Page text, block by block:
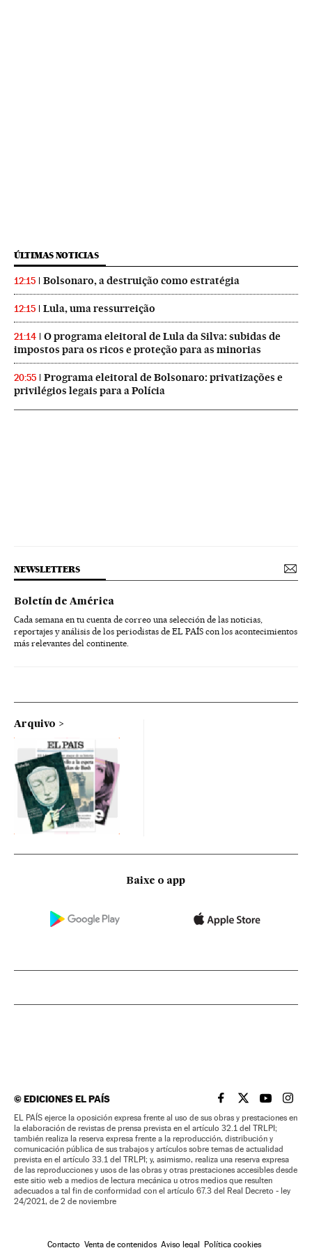
ÚLTIMAS NOTICIAS
12:15 Bolsonaro, a destruição como estratégia
12:15 Lula, uma ressurreição
21:14
O programa eleitoral de Lula da Silva: subidas de
impostos para os ricos e proteção para as minorias
20:55
Programa eleitoral de Bolsonaro: privatizações e
privilégios legais para a Polícia
NEWSLETTERS
Boletín de América
Cada semana en tu cuenta de correo una selección de las noticias,
reportajes y análisis de los periodistas de EL PAÍS con los acontecimientos
más relevantes del continente.
Arquivo
Baixe o app
©EDICIONES EL PAÍS EL PAÍS BRASIL EN
EL PAÍSEL PAÍS
EL
EL PAÍS ejerce la oposición expresa frente al uso de sus obras y prestaciones en
la elaboración de revistas de prensa prevista en el artículo 32.1 del TRLPI;
también realiza la reserva expresa frente a la reproducción, distribución y
comunicación pública de sus trabajos y artículos sobre temas de actualidad
prevista en el artículo 33.1 del TRLPI; y, asimismo, realiza una reserva expresa
de las reproducciones y usos de las obras y otras prestaciones accesibles desde
este sitio web a medios de lectura mecánica u otros medios que resulten
adecuados a tal fin de conformidad con el artículo 67.3 del Real Decreto - ley
24/2021, de 2 de noviembre
Contacto Venta de contenidos Aviso legal Política cookies